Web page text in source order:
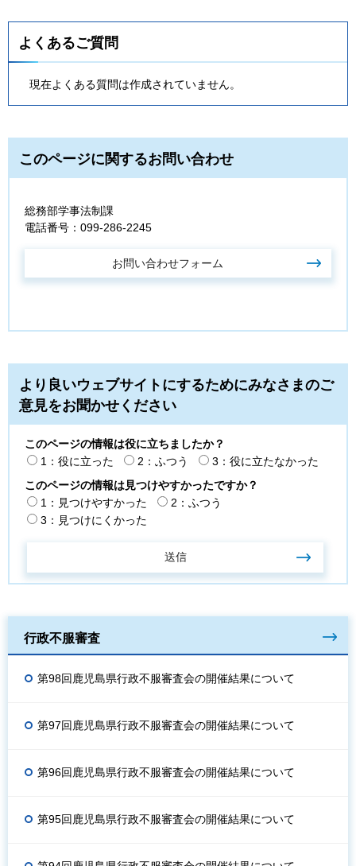
よくあるご質問
現在よくある質問は作成されていません。
このページに関するお問い合わせ
総務部学事法制課
電話番号：099-286-2245
より良いウェブサイトにするためにみなさまのご
意見をお聞かせください
このページの情報は役に立ちましたか？
1：役に立った
2：ふつう
3：役に立たなかった
このページの情報は見つけやすかったですか？
1：見つけやすかった
2：ふつう
3：見つけにくかった
行政不服審査
第98回鹿児島県行政不服審査会の開催結果について
第97回鹿児島県行政不服審査会の開催結果について
第96回鹿児島県行政不服審査会の開催結果について
第95回鹿児島県行政不服審査会の開催結果について